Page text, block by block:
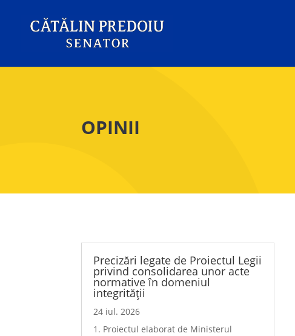
OPINII
Precizări legate de Proiectul Legii
privind consolidarea unor acte
normative în domeniul
integrității
24 iul. 2026
1. Proiectul elaborat de Ministerul